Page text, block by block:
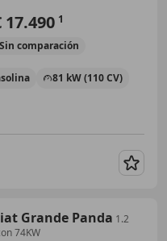
17.490 1
Sin comparación
81 kW (110 CV)
Grande Panda 1.2
74KW